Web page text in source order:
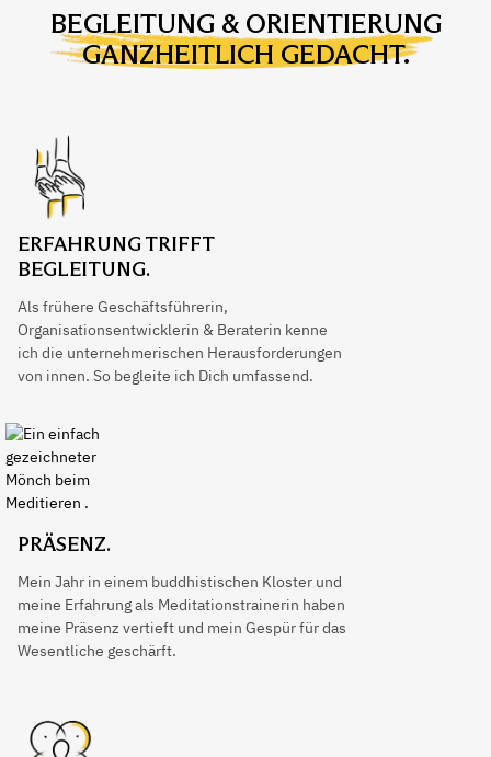
BEGLEITUNG & ORIENTIERUNG
GANZHEITLICH GEDACHT.
ERFAHRUNG TRIFFT
BEGLEITUNG.
Als frühere Geschäftsführerin,
Organisationsentwicklerin & Beraterin kenne
ich die unternehmerischen Herausforderungen
von innen. So begleite ich Dich umfassend.
PRÄSENZ.
Mein Jahr in einem buddhistischen Kloster und
meine Erfahrung als Meditationstrainerin haben
meine Präsenz vertieft und mein Gespür für das
Wesentliche geschärft.